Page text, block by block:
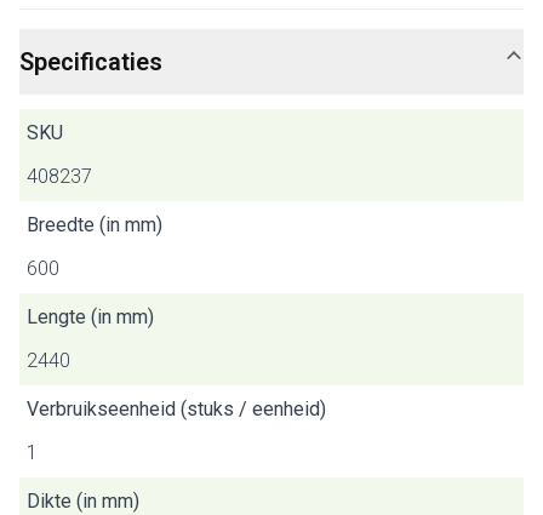
Specificaties
SKU
408237
Breedte (in mm)
600
Lengte (in mm)
2440
Verbruikseenheid (stuks / eenheid)
1
Dikte (in mm)